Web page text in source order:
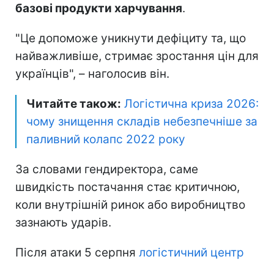
базові продукти харчування.
"Це допоможе уникнути дефіциту та, що
найважливіше, стримає зростання цін для
українців", – наголосив він.
Читайте також: Логістична криза 2026:
чому знищення складів небезпечніше за
паливний колапс 2022 року
За словами гендиректора, саме
швидкість постачання стає критичною,
коли внутрішній ринок або виробництво
зазнають ударів.
Після атаки 5 серпня логістичний центр